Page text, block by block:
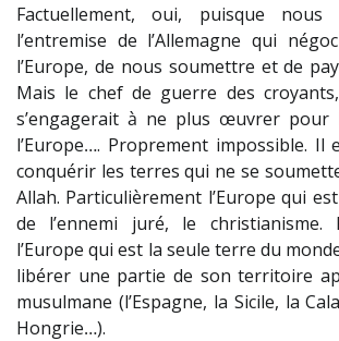
Factuellement, oui, puisque nous
l’entremise de l’Allemagne qui
l’Europe, de nous soumettre et de
Mais le chef de guerre des
s’engagerait à ne plus œuvrer pour
l’Europe…. Proprement impossible. Il
conquérir les terres qui ne se
Allah. Particulièrement l’Europe qui
de l’ennemi juré, le christianisme.
l’Europe qui est la seule terre du
libérer une partie de son territoire
musulmane (l’Espagne, la Sicile, la
Hongrie…).